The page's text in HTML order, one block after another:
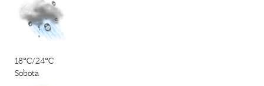
18°C/24°C
Sobota